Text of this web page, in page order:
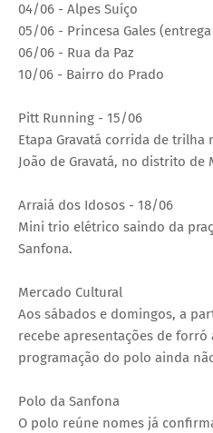
04/06 - Alpes Suíço
05/06 - Princesa Gales
06/06 - Rua da Paz
10/06 - Bairro do Prado
Pitt Running - 15/06
Etapa Gravatá corrida de
João de Gravatá, no distrito de
Arraiá dos Idosos - 18/06
Mini trio elétrico saindo da
Sanfona.
Mercado Cultural
Aos sábados e domingos, a
recebe apresentações de forró
programação do polo ainda
Polo da Sanfona
O polo reúne nomes já